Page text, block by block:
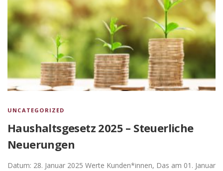
UNCATEGORIZED
Haushaltsgesetz 2025 – Steuerliche
Neuerungen
Datum: 28. Januar 2025 Werte Kunden*innen, Das am 01. Januar